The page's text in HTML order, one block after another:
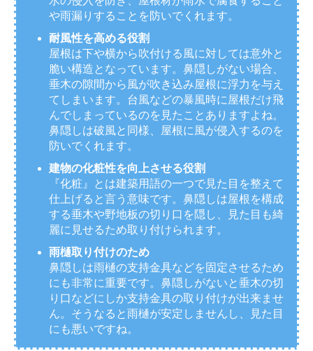
や雨漏りすることを防いでくれます。
耐風性を高める役割
屋根は下や横から吹付ける風に対しては意外と
脆い構造となっています。鼻隠しがない場合、
垂木の隙間から風が吹き込み屋根に浮力を与え
てしまいます。台風などの暴風時に屋根だけ飛
んでしまっているのを見たことありますよね。
鼻隠しは破風と同様、屋根に風が侵入するのを
防いでくれます。
建物の化粧性を向上させる役割
『化粧』とは建築用語の一つで見た目を整えて
仕上げると言う意味です。鼻隠しは屋根を構成
する垂木や野地板の切り口を隠し、見た目も綺
麗に見せるため取り付けられます。
雨樋取り付けのため
鼻隠しは雨樋の支持金具などを固定させるため
にも非常に重要です。鼻隠しがないと垂木の切
り口などにしか支持金具の取り付けが出来ませ
ん。そうなると雨樋が安定しませんし、見た目
にも悪いですね。